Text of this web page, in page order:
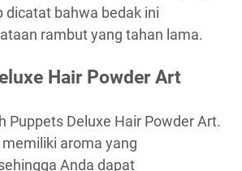
dicatat bahwa bedak ini
rambut yang tahan lama.
Hair Powder Art
Puppets Deluxe Hair Powder Art.
aroma yang
Anda dapat